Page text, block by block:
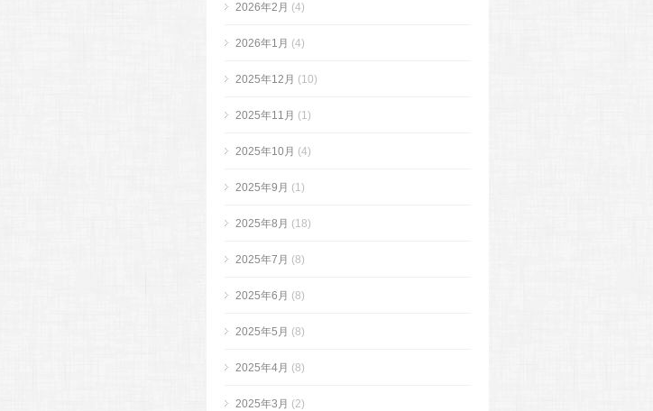
2026年2月 (4)
2026年1月 (4)
2025年12月 (10)
2025年11月 (1)
2025年10月 (4)
2025年9月 (1)
2025年8月 (18)
2025年7月 (8)
2025年6月 (8)
2025年5月 (8)
2025年4月 (8)
2025年3月 (2)